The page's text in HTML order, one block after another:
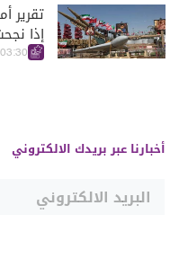
تقرير
إذا
03:30 | 2026-08-06
أخبارنا عبر بريدك الالكتروني